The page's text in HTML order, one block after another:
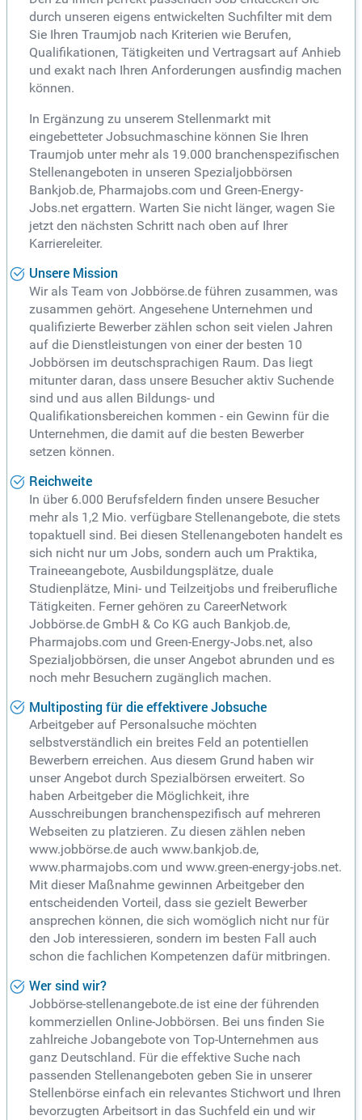
durch unseren eigens entwickelten Suchfilter mit dem
Sie Ihren Traumjob nach Kriterien wie Berufen,
Qualifikationen, Tätigkeiten und Vertragsart auf Anhieb
und exakt nach Ihren Anforderungen ausfindig machen
können.
In Ergänzung zu unserem Stellenmarkt mit
eingebetteter Jobsuchmaschine können Sie Ihren
Traumjob unter mehr als 19.000 branchenspezifischen
Stellenangeboten in unseren Spezialjobbörsen
Bankjob.de, Pharmajobs.com und Green-Energy-
Jobs.net ergattern. Warten Sie nicht länger, wagen Sie
jetzt den nächsten Schritt nach oben auf Ihrer
Karriereleiter.
Unsere Mission
Wir als Team von Jobbörse.de führen zusammen, was
zusammen gehört. Angesehene Unternehmen und
qualifizierte Bewerber zählen schon seit vielen Jahren
auf die Dienstleistungen von einer der besten 10
Jobbörsen im deutschsprachigen Raum. Das liegt
mitunter daran, dass unsere Besucher aktiv Suchende
sind und aus allen Bildungs- und
Qualifikationsbereichen kommen - ein Gewinn für die
Unternehmen, die damit auf die besten Bewerber
setzen können.
Reichweite
In über 6.000 Berufsfeldern finden unsere Besucher
mehr als 1,2 Mio. verfügbare Stellenangebote, die stets
topaktuell sind. Bei diesen Stellenangeboten handelt es
sich nicht nur um Jobs, sondern auch um Praktika,
Traineeangebote, Ausbildungsplätze, duale
Studienplätze, Mini- und Teilzeitjobs und freiberufliche
Tätigkeiten. Ferner gehören zu CareerNetwork
Jobbörse.de GmbH & Co KG auch Bankjob.de,
Pharmajobs.com und Green-Energy-Jobs.net, also
Spezialjobbörsen, die unser Angebot abrunden und es
noch mehr Besuchern zugänglich machen.
Multiposting für die effektivere Jobsuche
Arbeitgeber auf Personalsuche möchten
selbstverständlich ein breites Feld an potentiellen
Bewerbern erreichen. Aus diesem Grund haben wir
unser Angebot durch Spezialbörsen erweitert. So
haben Arbeitgeber die Möglichkeit, ihre
Ausschreibungen branchenspezifisch auf mehreren
Webseiten zu platzieren. Zu diesen zählen neben
www.jobbörse.de auch www.bankjob.de,
www.pharmajobs.com und www.green-energy-jobs.net.
Mit dieser Maßnahme gewinnen Arbeitgeber den
entscheidenden Vorteil, dass sie gezielt Bewerber
ansprechen können, die sich womöglich nicht nur für
den Job interessieren, sondern im besten Fall auch
schon die fachlichen Kompetenzen dafür mitbringen.
Wer sind wir?
Jobbörse-stellenangebote.de ist eine der führenden
kommerziellen Online-Jobbörsen. Bei uns finden Sie
zahlreiche Jobangebote von Top-Unternehmen aus
ganz Deutschland. Für die effektive Suche nach
passenden Stellenangeboten geben Sie in unserer
Stellenbörse einfach ein relevantes Stichwort und Ihren
bevorzugten Arbeitsort in das Suchfeld ein und wir